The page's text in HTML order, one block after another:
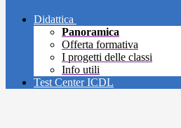
Didattica
Panoramica
Offerta formativa
I progetti delle classi
Info utili
Test Center ICDL